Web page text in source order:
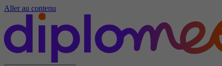
Aller au contenu